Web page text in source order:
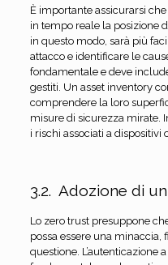
È importante assicurarsi
in tempo reale la posizione
in questo modo, sarà più
attacco e identificare le
fondamentale e deve
gestiti. Un asset inventory
comprendere la loro
misure di sicurezza mirate.
i rischi associati a dispositivi
3.2. Adozione di
Lo zero trust presuppone
possa essere una minaccia,
questione. L’autenticazione